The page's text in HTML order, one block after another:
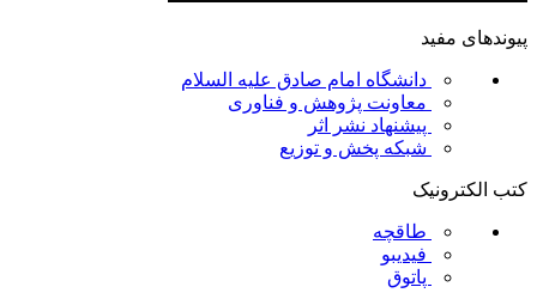
پیوندهای مفید
دانشگاه امام صادق علیه السلام
معاونت پژوهش و فناوری
پیشنهاد نشر اثر
شبکه پخش و توزیع
کتب الکترونیک
طاقچه
فیدیبو
پاتوق